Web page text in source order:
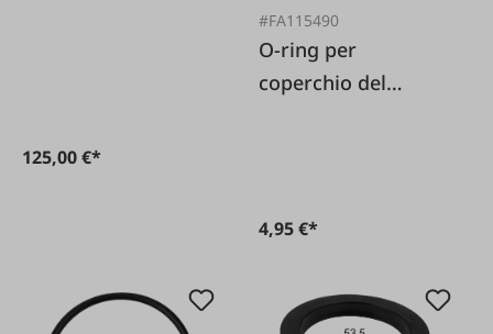
125,00 €*
#FA115490
O-ring per
coperchio del
4,95 €*